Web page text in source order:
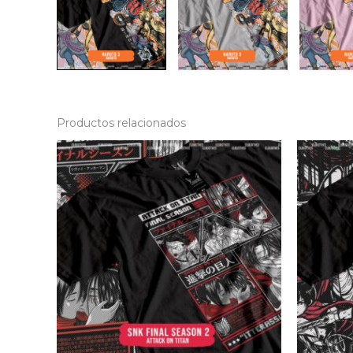
Productos relacionados